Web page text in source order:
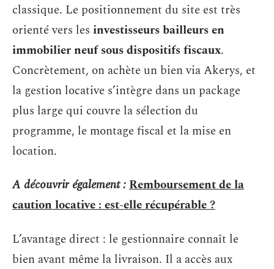
classique. Le positionnement du site est très
orienté vers les investisseurs bailleurs en
immobilier neuf sous dispositifs fiscaux.
Concrètement, on achète un bien via Akerys, et
la gestion locative s’intègre dans un package
plus large qui couvre la sélection du
programme, le montage fiscal et la mise en
location.
A découvrir également :Remboursement de la
caution locative : est-elle récupérable ?
L’avantage direct : le gestionnaire connaît le
bien avant même la livraison. Il a accès aux